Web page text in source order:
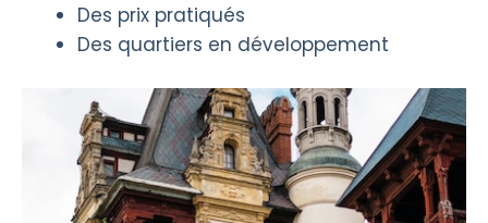
Des prix pratiqués
Des quartiers en développement